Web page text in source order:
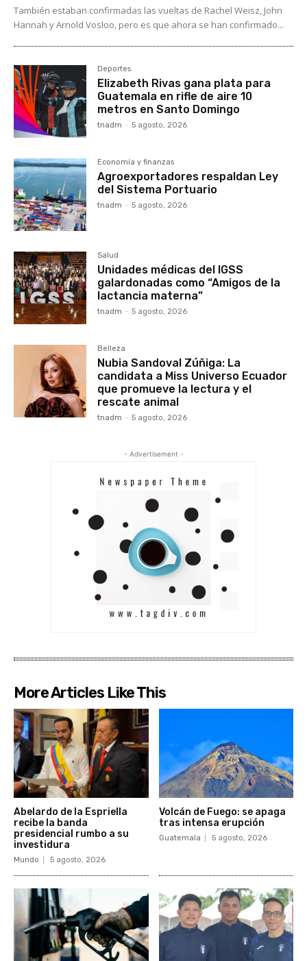
También estaban confirmadas las vueltas de Rachel Weisz, John
Hannah y Arnold Vosloo, pero es que ahora se han confirmado...
Deportes
Elizabeth Rivas gana plata para
Guatemala en rifle de aire 10
metros en Santo Domingo
tnadm - 5 agosto, 2026
Economía y finanzas
Agroexportadores respaldan Ley
del Sistema Portuario
tnadm - 5 agosto, 2026
Salud
Unidades médicas del IGSS
galardonadas como “Amigos de la
lactancia materna”
tnadm - 5 agosto, 2026
Belleza
Nubia Sandoval Zúñiga: La
candidata a Miss Universo Ecuador
que promueve la lectura y el
rescate animal
tnadm - 5 agosto, 2026
- Advertisement -
More Articles Like This
Abelardo de la Espriella
recibe la banda
presidencial rumbo a su
investidura
Mundo 5 agosto, 2026
Volcán de Fuego: se apaga
tras intensa erupción
Guatemala 5 agosto, 2026